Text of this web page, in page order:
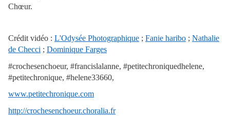
Chœur.
Crédit vidéo : L'Odysée Photographique ; Fanie haribo ; Nathalie
de Checci ; Dominique Farges
#crochesenchoeur, #francislalanne, #petitechroniquedhelene,
#petitechronique, #helene33660,
www.petitechronique.com
http://crochesenchoeur.choralia.fr